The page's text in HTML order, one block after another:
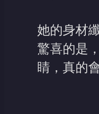
她的身材
驚喜的是
睛，真的